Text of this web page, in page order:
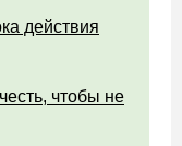
действия
чтобы не